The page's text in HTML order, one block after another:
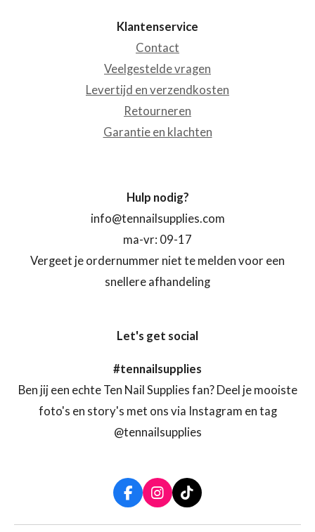
Klantenservice
Contact
Veelgestelde vragen
Levertijd en verzendkosten
Retourneren
Garantie en klachten
Hulp nodig?
info@tennailsupplies.com
ma-vr: 09-17
Vergeet je ordernummer niet te melden voor een
snellere afhandeling
Let's get social
#tennailsupplies
Ben jij een echte Ten Nail Supplies fan? Deel je mooiste
foto's en story's met ons via Instagram en tag
@tennailsupplies
F
a
c
I
n
s
T
i
k